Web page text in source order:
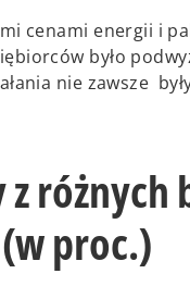
cenami energii i
było
nie zawsze
różnych
proc.)